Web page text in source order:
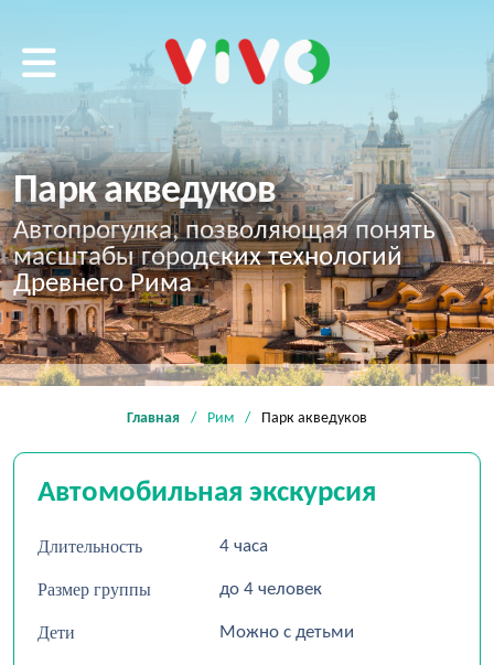
VIVO tour
Парк акведуков
Автопрогулка, позволяющая понять
масштабы городских технологий
Древнего Рима
Главная Рим Парк акведуков
Автомобильная экскурсия
Длительность 4 часа
Размер группы до 4 человек
Дети Можно с детьми